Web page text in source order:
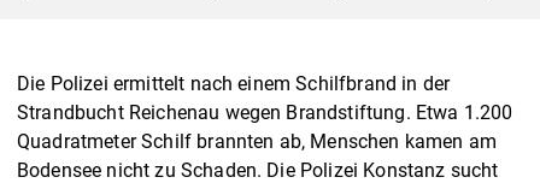
Die Polizei ermittelt nach einem Schilfbrand in der
Strandbucht Reichenau wegen Brandstiftung. Etwa 1.200
Quadratmeter Schilf brannten ab, Menschen kamen am
Bodensee nicht zu Schaden. Die Polizei Konstanz sucht